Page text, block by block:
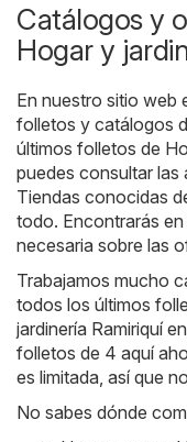
Catálogos y
Hogar y
En nuestro sitio web
folletos y catálogos
últimos folletos de
puedes consultar
Tiendas conocidas
todo. Encontrarás
necesaria sobre las
Trabajamos mucho
todos los últimos
jardinería Ramiriquí
folletos de 4 aquí
es limitada, así que
No sabes dónde